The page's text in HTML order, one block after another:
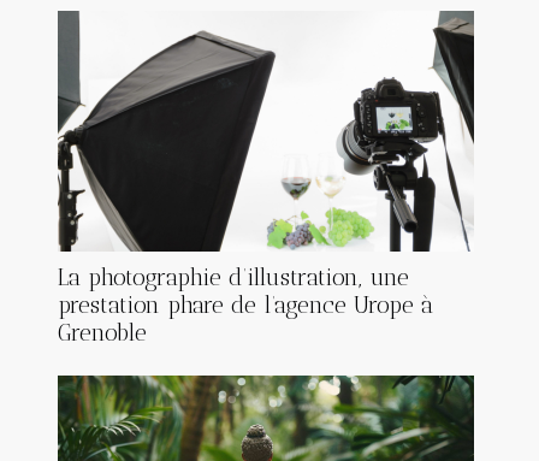
La photographie d’illustration, une
prestation phare de l’agence Urope à
Grenoble